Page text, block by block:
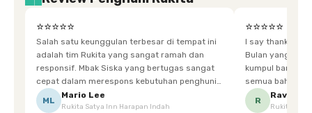
⭐⭐⭐⭐⭐
Salah satu keunggulan terbesar di tempat ini
adalah tim Rukita yang sangat ramah dan
responsif. Mbak Siska yang bertugas sangat
cepat dalam merespons kebutuhan penghuni.
Ketika saya meminta keset karena sempat
terpeleset, permintaan tersebut langsung
ML
Mario Lee
Rukita Satya Inn Harapan Indah
⭐⭐⭐⭐⭐
I say thankyou
Bulan yang super happy! banyak
kumpul bareng
semua bahagia
mgkn saran dari air aja & kebersihan lebih di
R
Ravena
Rukita